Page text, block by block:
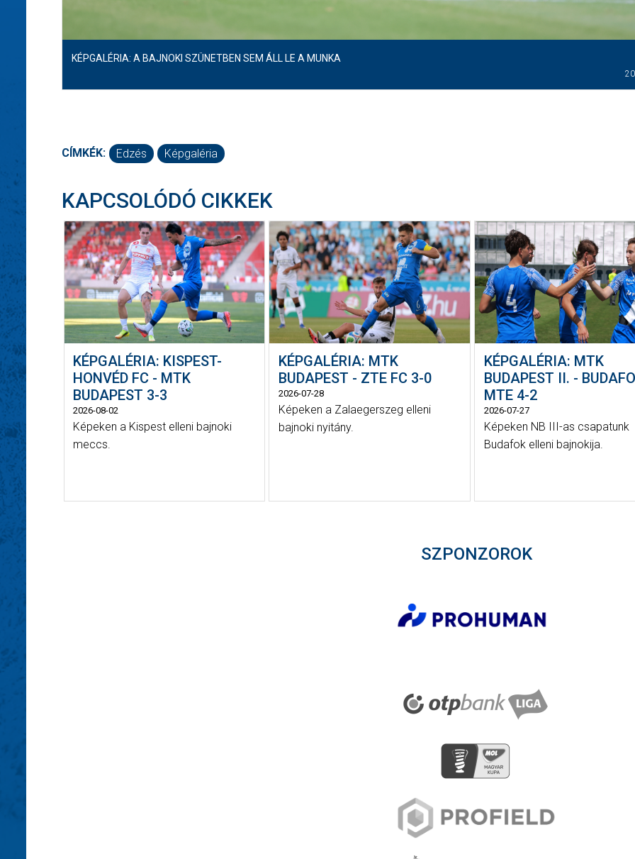
KÉPGALÉRIA: A BAJNOKI SZÜNETBEN SEM ÁLL LE A MUNKA
CÍMKÉK: Edzés Képgaléria
KAPCSOLÓDÓ CIKKEK
KÉPGALÉRIA: KISPEST-
HONVÉD FC - MTK
BUDAPEST 3-3
2026-08-02
Képeken a Kispest elleni bajnoki
meccs.
KÉPGALÉRIA: MTK
BUDAPEST - ZTE FC 3-0
2026-07-28
Képeken a Zalaegerszeg elleni
bajnoki nyitány.
KÉPGALÉRIA: MTK
BUDAPEST II. -
MTE 4-2
2026-07-27
Képeken NB III-as csapatunk
Budafok elleni bajnokija.
SZPONZOROK